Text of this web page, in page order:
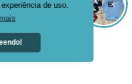
de uso.
a plataforma